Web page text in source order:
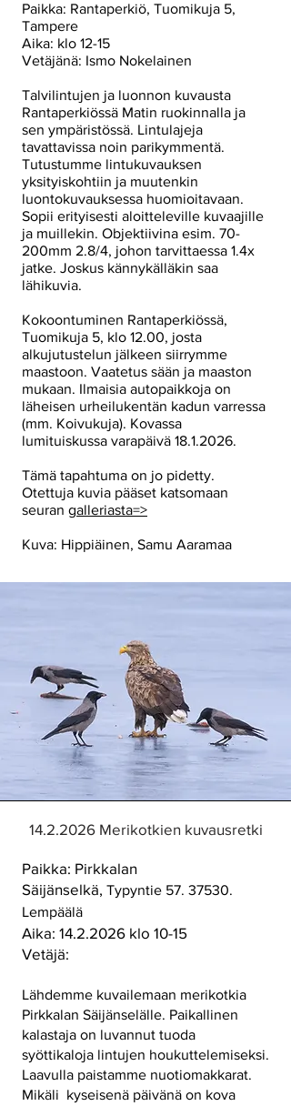
Paikka: Rantaperkiö, Tuomikuja 5,
Tampere
Aika: klo 12-15
Vetäjänä: Ismo Nokelainen
Talvilintujen ja luonnon kuvausta
Rantaperkiössä Matin ruokinnalla ja
sen ympäristössä. Lintulajeja
tavattavissa noin parikymmentä.
Tutustumme lintukuvauksen
yksityiskohtiin ja muutenkin
luontokuvauksessa huomioitavaan.
Sopii erityisesti aloitteleville kuvaajille
ja muillekin. Objektiivina esim. 70-
200mm 2.8/4, johon tarvittaessa 1.4x
jatke. Joskus kännykälläkin saa
lähikuvia.
Kokoontuminen Rantaperkiössä,
Tuomikuja 5, klo 12.00, josta
alkujutustelun jälkeen siirrymme
maastoon. Vaatetus sään ja maaston
mukaan. Ilmaisia autopaikkoja on
läheisen urheilukentän kadun varressa
(mm. Koivukuja). Kovassa
lumituiskussa varapäivä 18.1.2026.
Tämä tapahtuma on jo pidetty.
Otettuja kuvia pääset katsomaan
seuran galleriasta=>
Kuva: Hippiäinen, Samu Aaramaa
14.2.2026Merikotkien kuvausretki
Paikka: Pirkkalan
Säijänselkä, Typyntie 57. 37530.
Lempäälä
Aika: 14.2.2026 klo 10-15
Vetäjä:
Lähdemme kuvailemaan merikotkia
Pirkkalan Säijänselälle. Paikallinen
kalastaja on luvannut tuoda
syöttikaloja lintujen houkuttelemiseksi.
Laavulla paistamme nuotiomakkarat.
Mikäli kyseisenä päivänä on kova